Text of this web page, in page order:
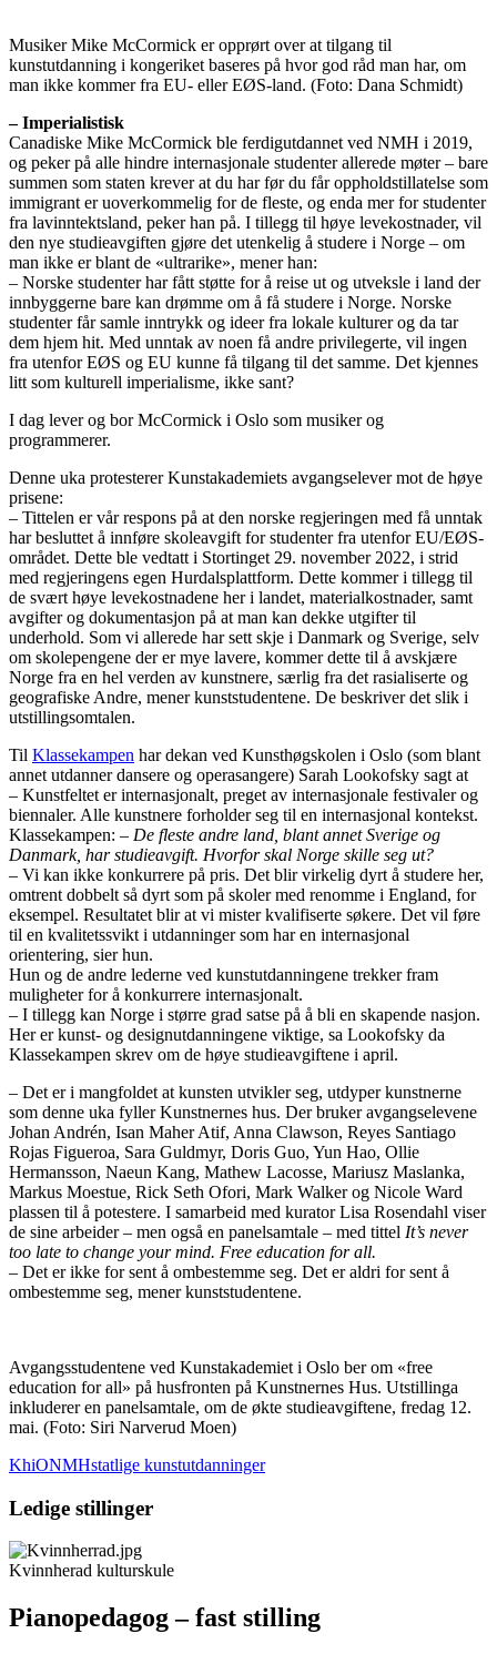
Musiker Mike McCormick er opprørt over at tilgang til
kunstutdanning i kongeriket baseres på hvor god råd man har, om
man ikke kommer fra EU- eller EØS-land. (Foto: Dana Schmidt)
– Imperialistisk
Canadiske Mike McCormick ble ferdigutdannet ved NMH i 2019,
og peker på alle hindre internasjonale studenter allerede møter – bare
summen som staten krever at du har før du får oppholdstillatelse som
immigrant er uoverkommelig for de fleste, og enda mer for studenter
fra lavinntektsland, peker han på. I tillegg til høye levekostnader, vil
den nye studieavgiften gjøre det utenkelig å studere i Norge – om
man ikke er blant de «ultrarike», mener han:
– Norske studenter har fått støtte for å reise ut og utveksle i land der
innbyggerne bare kan drømme om å få studere i Norge. Norske
studenter får samle inntrykk og ideer fra lokale kulturer og da tar
dem hjem hit. Med unntak av noen få andre privilegerte, vil ingen
fra utenfor EØS og EU kunne få tilgang til det samme. Det kjennes
litt som kulturell imperialisme, ikke sant?
I dag lever og bor McCormick i Oslo som musiker og
programmerer.
Denne uka protesterer Kunstakademiets avgangselever mot de høye
prisene:
– Tittelen er vår respons på at den norske regjeringen med få unntak
har besluttet å innføre skoleavgift for studenter fra utenfor EU/EØS-
området. Dette ble vedtatt i Stortinget 29. november 2022, i strid
med regjeringens egen Hurdalsplattform. Dette kommer i tillegg til
de svært høye levekostnadene her i landet, materialkostnader, samt
avgifter og dokumentasjon på at man kan dekke utgifter til
underhold. Som vi allerede har sett skje i Danmark og Sverige, selv
om skolepengene der er mye lavere, kommer dette til å avskjære
Norge fra en hel verden av kunstnere, særlig fra det rasialiserte og
geografiske Andre, mener kunststudentene. De beskriver det slik i
utstillingsomtalen.
Til Klassekampen har dekan ved Kunsthøgskolen i Oslo (som blant
annet utdanner dansere og operasangere) Sarah Lookofsky sagt at
– Kunstfeltet er internasjonalt, preget av internasjonale festivaler og
biennaler. Alle kunstnere forholder seg til en internasjonal kontekst.
Klassekampen: – De fleste andre land, blant annet Sverige og
Danmark, har studieavgift. Hvorfor skal Norge skille seg ut?
– Vi kan ikke konkurrere på pris. Det blir virkelig dyrt å studere her,
omtrent dobbelt så dyrt som på skoler med renomme i England, for
eksempel. Resultatet blir at vi mister kvalifiserte søkere. Det vil føre
til en kvalitetssvikt i utdanninger som har en internasjonal
orientering, sier hun.
Hun og de andre lederne ved kunstutdanningene trekker fram
muligheter for å konkurrere internasjonalt.
– I tillegg kan Norge i større grad satse på å bli en skapende nasjon.
Her er kunst- og designutdanningene viktige, sa Lookofsky da
Klassekampen skrev om de høye studieavgiftene i april.
– Det er i mangfoldet at kunsten utvikler seg, utdyper kunstnerne
som denne uka fyller Kunstnernes hus. Der bruker avgangselevene
Johan Andrén, Isan Maher Atif, Anna Clawson, Reyes Santiago
Rojas Figueroa, Sara Guldmyr, Doris Guo, Yun Hao, Ollie
Hermansson, Naeun Kang, Mathew Lacosse, Mariusz Maslanka,
Markus Moestue, Rick Seth Ofori, Mark Walker og Nicole Ward
plassen til å potestere. I samarbeid med kurator Lisa Rosendahl viser
de sine arbeider – men også en panelsamtale – med tittel It’s never
too late to change your mind. Free education for all.
– Det er ikke for sent å ombestemme seg. Det er aldri for sent å
ombestemme seg, mener kunststudentene.
Avgangsstudentene ved Kunstakademiet i Oslo ber om «free
education for all» på husfronten på Kunstnernes Hus. Utstillinga
inkluderer en panelsamtale, om de økte studieavgiftene, fredag 12.
mai. (Foto: Siri Narverud Moen)
KhiONMHstatlige kunstutdanninger
Ledige stillinger
Kvinnherad kulturskule
Pianopedagog – fast stilling